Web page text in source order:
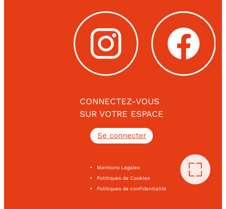
CONNECTEZ-VOUS
SUR VOTRE ESPACE
Se connecter
Mentions Légales
Politiques de Cookies
Politiques de confidentialité